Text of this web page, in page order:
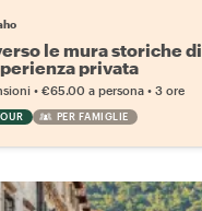
le mura storiche di
privata
• €65.00 a persona • 3 ore
PER FAMIGLIE